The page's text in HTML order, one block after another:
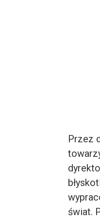
Przez
świat.